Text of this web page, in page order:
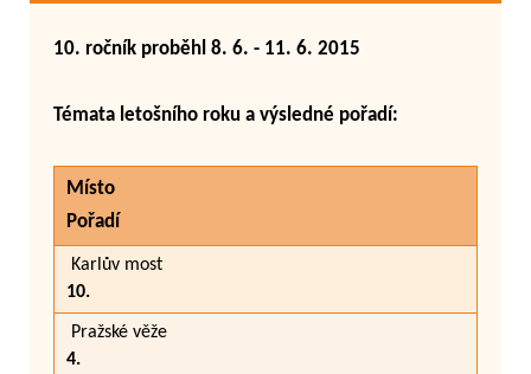
10. ročník proběhl 8. 6. - 11. 6. 2015
Témata letošního roku a výsledné pořadí:
Místo
Pořadí
Karlův most
10.
Pražské věže
4.